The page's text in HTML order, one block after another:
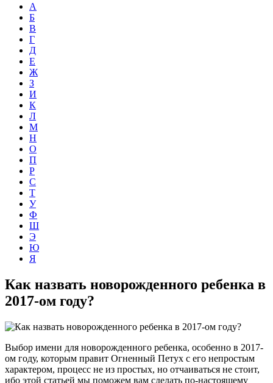
А
Б
В
Г
Д
Е
Ж
З
И
К
Л
М
Н
О
П
Р
С
Т
У
Ф
Ш
Э
Ю
Я
Как назвать новорожденного ребенка в
2017-ом году?
Выбор имени для новорожденного ребенка, особенно в 2017-
ом году, которым правит Огненный Петух с его непростым
характером, процесс не из простых, но отчаиваться не стоит,
ибо этой статьей мы поможем вам сделать по-настоящему